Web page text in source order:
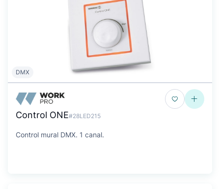
DMX
Control ONE#28LED215
Control mural DMX. 1 canal.